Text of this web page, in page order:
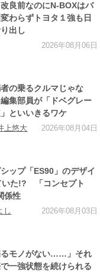
改良前なのにN-BOXはバ
わらずトヨタ１強も日
出し
2026年08月06日
の乗るクルマじゃな
集部員が「ドベグレー
といいきるワケ
上悠大 2026年08月04日
ップ「ES90」のデザイ
いた!? 「コンセプト
係性
し 2026年08月03日
るモノがない……」それ
一強状態を続けられる